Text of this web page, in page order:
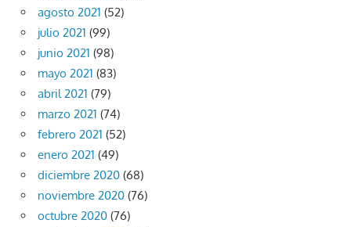
agosto 2021 (52)
julio 2021 (99)
junio 2021 (98)
mayo 2021 (83)
abril 2021 (79)
marzo 2021 (74)
febrero 2021 (52)
enero 2021 (49)
diciembre 2020 (68)
noviembre 2020 (76)
octubre 2020 (76)